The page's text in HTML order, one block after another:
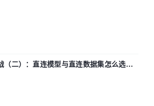
二）：直连模型与直连数据集怎么选，
| 葡萄城技术团队